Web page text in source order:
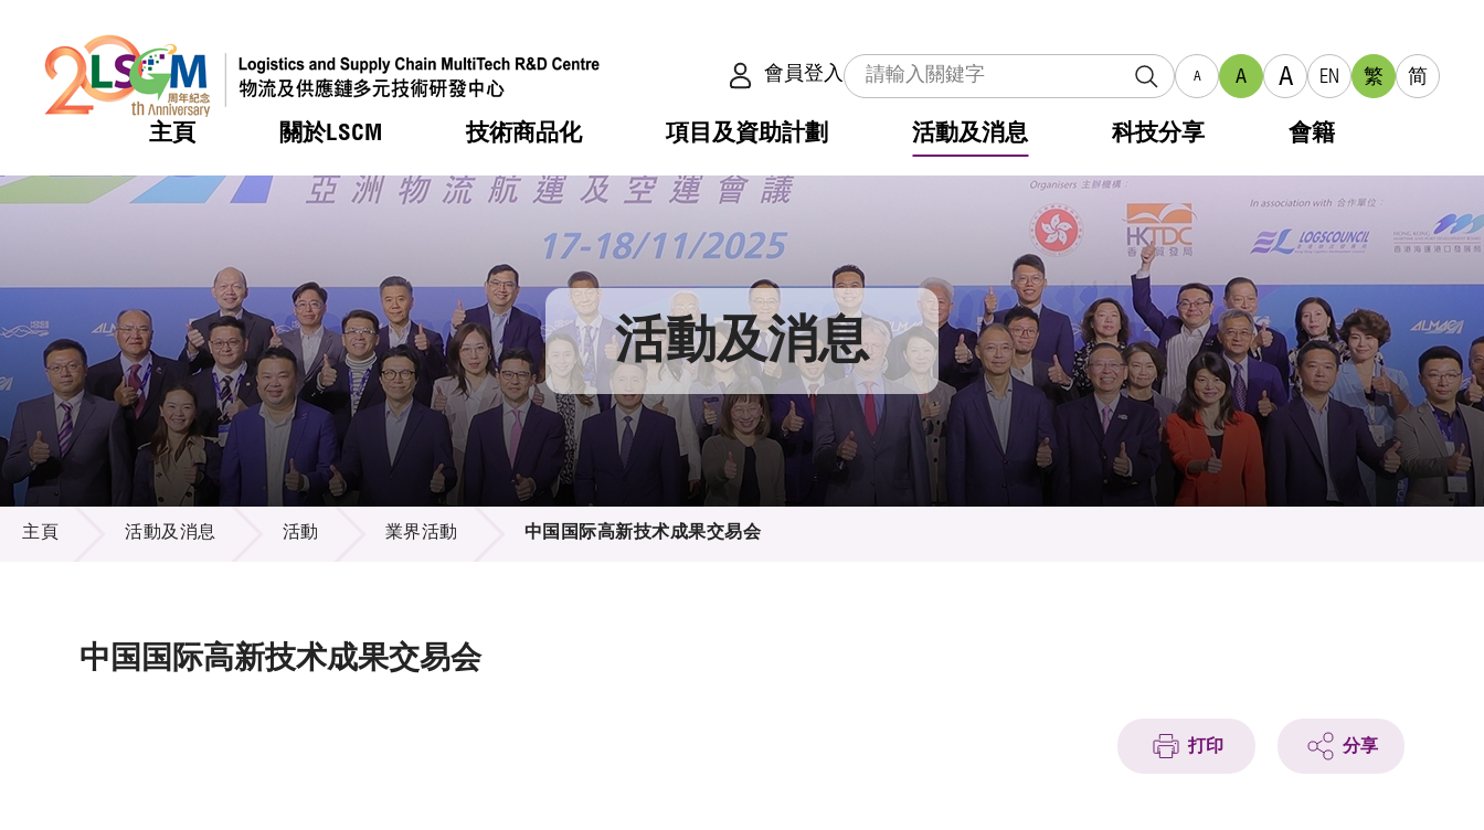
會員登入 A A A EN 繁 简
主頁 關於LSCM
熱門 機構簡介
組織架構
組織架構
董事局
研究顧問
招標通告
技術商品化
熱門 服務
可獲授權之技術
應用於公共服務之創新技術
重點項目
項目及資助計劃
熱門 合作計劃
資助計劃
資助計劃
稅務優惠
申請
評審
徵求研發項目計劃書
項目資料庫
活動及消息
熱門 活動
獎項
新聞中心
媒體報導
新聞稿
資訊中心
多媒體
出版刊物
科技分享 會籍
熱門 會籍及服務
會員列表
會員登入 活動及消息
活動及消息
主頁 活動及消息 活動 業界活動 中国国际高新技术成果交易会
中国国际高新技术成果交易会
打印 分享